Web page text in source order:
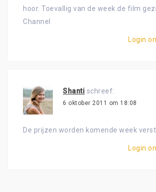
hoor. Toevallig van de week de film
Channel
Login
Shanti schreef:
6 oktober 2011 om 18:08
De prijzen worden komende week
Login